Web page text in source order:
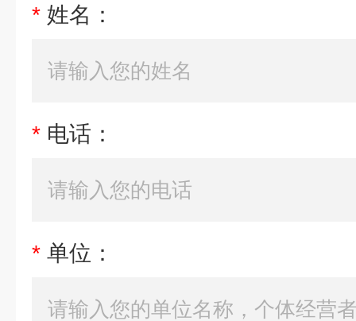
* 姓名：
* 电话：
* 单位：